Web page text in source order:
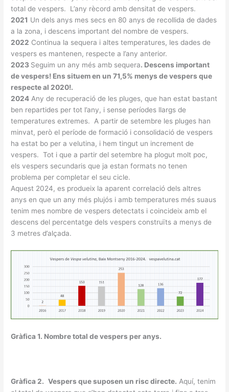
total de vespers. L’any rècord amb densitat de vespers.
2021 Un dels anys mes secs en 80 anys de recollida de dades
a la zona, i descens important del nombre de vespers.
2022 Continua la sequera i altes temperatures, les dades de
vespers es mantenen, respecte a l’any anterior.
2023 Seguim un any més amb sequera. Descens important
de vespers! Ens situem en un 71,5% menys de vespers que
respecte al 2020!.
2024 Any de recuperació de les pluges, que han estat bastant
ben repartides per tot l’any, i sense períodes llargs de
temperatures extremes. A partir de setembre les pluges han
minvat, però el període de formació i consolidació de vespers
ha estat bo per a velutina, i hem tingut un increment de
vespers. Tot i que a partir del setembre ha plogut molt poc,
els vespers secundaris que ja estan formats no tenen
problema per completar el seu cicle.
Aquest 2024, es produeix la aparent correlació dels altres
anys en que un any més plujós i amb temperatures més suaus
tenim mes nombre de vespers detectats i coincideix amb el
descens del percentatge dels vespers construïts a menys de
3 metres d’alçada.
Gràfica 1. Nombre total de vespers per anys.
Gràfica 2. Vespers que suposen un risc directe. Aquí, tenim